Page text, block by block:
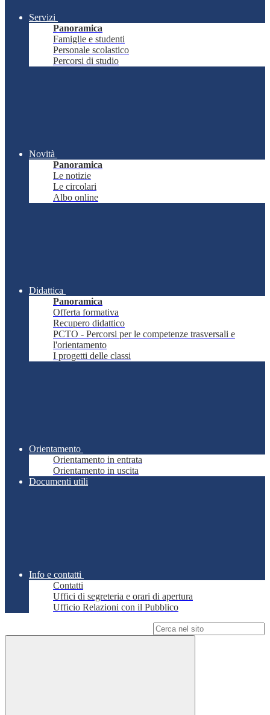
Servizi
Panoramica
Famiglie e studenti
Personale scolastico
Percorsi di studio
Novità
Panoramica
Le notizie
Le circolari
Albo online
Didattica
Panoramica
Offerta formativa
Recupero didattico
PCTO - Percorsi per le competenze trasversali e
l'orientamento
I progetti delle classi
Orientamento
Orientamento in entrata
Orientamento in uscita
Documenti utili
Info e contatti
Contatti
Uffici di segreteria e orari di apertura
Ufficio Relazioni con il Pubblico